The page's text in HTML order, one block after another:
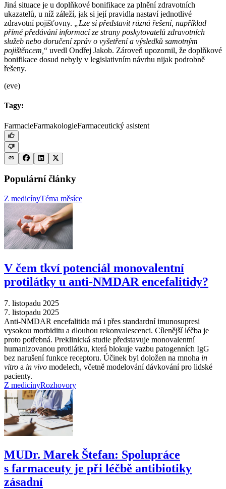
Jiná situace je u doplňkové bonifikace za plnění zdravotních
ukazatelů, u níž záleží, jak si její pravidla nastaví jednotlivé
zdravotní pojišťovny.
„Lze si představit různá řešení, například
přímé předávání informací ze strany poskytovatelů zdravotních
služeb nebo doručení zpráv o vyšetření a výsledků samotným
pojištěncem, “ uvedl Ondřej Jakob. Zároveň upozornil, že doplňkové
bonifikace dosud nebyly v legislativním návrhu nijak podrobně
řešeny.
(eve)
Tagy:
FarmacieFarmakologieFarmaceutický asistent
Populární články
Z medicínyTéma měsíce
V čem tkví potenciál monovalentní
protilátky u anti-NMDAR encefalitidy?
7. listopadu 2025
7. listopadu 2025
Anti-NMDAR encefalitida má i přes standardní imunosupresi
vysokou morbiditu a dlouhou rekonvalescenci. Cílenější léčba je
proto potřebná. Preklinická studie představuje monovalentní
humanizovanou protilátku, která blokuje vazbu patogenních IgG
bez narušení funkce receptoru. Účinek byl doložen na mnoha in
vitro a in vivo modelech, včetně modelování dávkování pro lidské
pacienty.
Z medicínyRozhovory
MUDr. Marek Štefan: Spolupráce
s farmaceuty je při léčbě antibiotiky
zásadní